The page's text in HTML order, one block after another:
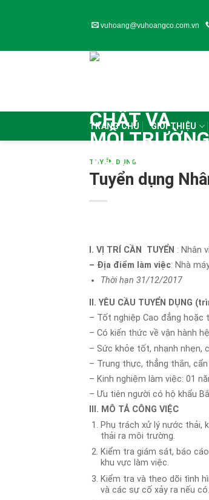
vuhoang@vuhoangco.com.vn
TRANG CHỦ GIỚI THIỆU
TUYỂN DỤNG
Tuyển dụng
I. VỊ TRÍ CẦN TUYỂN : Nhân
– Địa điểm làm việc: Nhà
Thời hạn 31/12/2017
II. YÊU CẦU TUYỂN
– Tốt nghiệp Cao đẳng hoặc
– Có kiến thức về vận hành
– Sức khỏe tốt, nhạnh nhẹn,
– Trung thực, thẳng thắn,
– Kinh nghiệm làm việc: 01
– Ưu tiên người có hộ khẩu
III. MÔ TẢ CÔNG VIỆC
Phụ trách xử lý nước thải,
thải ra môi trường.
Kiểm tra giám sát, báo
khu vực làm việc.
Kiểm tra và theo dõi tình
và các sự cố xảy ra nếu có.